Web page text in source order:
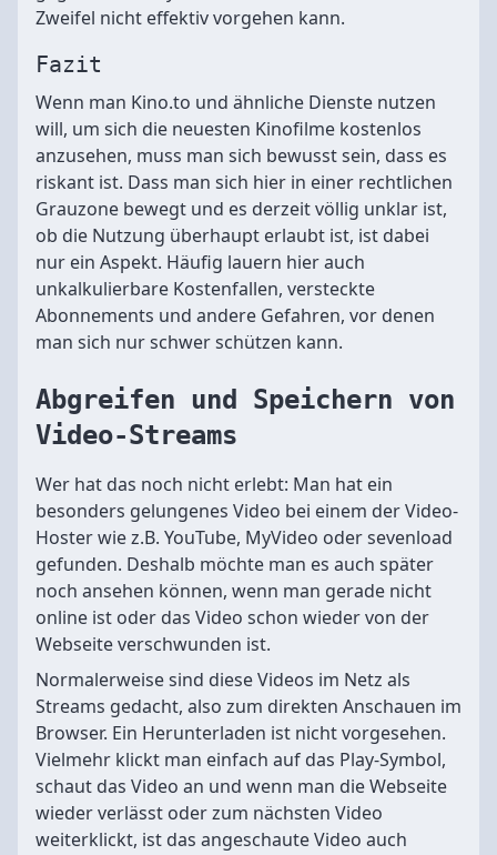
Zweifel nicht effektiv vorgehen kann.
Fazit
Wenn man Kino.to und ähnliche Dienste nutzen
will, um sich die neuesten Kinofilme kostenlos
anzusehen, muss man sich bewusst sein, dass es
riskant ist. Dass man sich hier in einer rechtlichen
Grauzone bewegt und es derzeit völlig unklar ist,
ob die Nutzung überhaupt erlaubt ist, ist dabei
nur ein Aspekt. Häufig lauern hier auch
unkalkulierbare Kostenfallen, versteckte
Abonnements und andere Gefahren, vor denen
man sich nur schwer schützen kann.
Abgreifen und Speichern von
Video-Streams
Wer hat das noch nicht erlebt: Man hat ein
besonders gelungenes Video bei einem der Video-
Hoster wie z.B. YouTube, MyVideo oder sevenload
gefunden. Deshalb möchte man es auch später
noch ansehen können, wenn man gerade nicht
online ist oder das Video schon wieder von der
Webseite verschwunden ist.
Normalerweise sind diese Videos im Netz als
Streams gedacht, also zum direkten Anschauen im
Browser. Ein Herunterladen ist nicht vorgesehen.
Vielmehr klickt man einfach auf das Play-Symbol,
schaut das Video an und wenn man die Webseite
wieder verlässt oder zum nächsten Video
weiterklickt, ist das angeschaute Video auch